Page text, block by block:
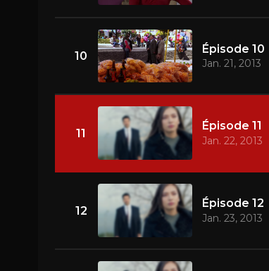
10
Épisode 10
Jan. 21, 2013
11
Épisode 11
Jan. 22, 2013
12
Épisode 12
Jan. 23, 2013